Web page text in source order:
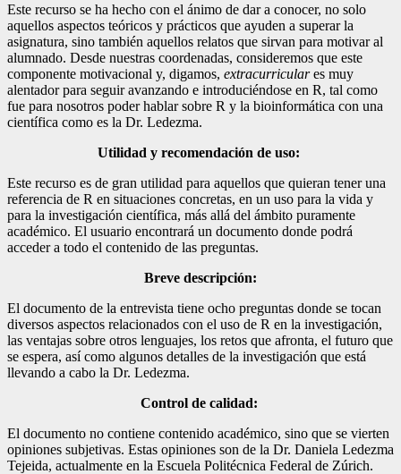
Este recurso se ha hecho con el ánimo de dar a conocer, no solo
aquellos aspectos teóricos y prácticos que ayuden a superar la
asignatura, sino también aquellos relatos que sirvan para motivar al
alumnado. Desde nuestras coordenadas, consideremos que este
componente motivacional y, digamos, extracurriculares muy
alentador para seguir avanzando e introduciéndose en R, tal como
fue para nosotros poder hablar sobre R y la bioinformática con una
científica como es la Dr. Ledezma.
Utilidad y recomendación de uso:
Este recurso es de gran utilidad para aquellos que quieran tener una
referencia de R en situaciones concretas, en un uso para la vida y
para la investigación científica, más allá del ámbito puramente
académico. El usuario encontrará un documento donde podrá
acceder a todo el contenido de las preguntas.
Breve descripción:
El documento de la entrevista tiene ocho preguntas donde se tocan
diversos aspectos relacionados con el uso de R en la investigación,
las ventajas sobre otros lenguajes, los retos que afronta, el futuro que
se espera, así como algunos detalles de la investigación que está
llevando a cabo la Dr. Ledezma.
Control de calidad:
El documento no contiene contenido académico, sino que se vierten
opiniones subjetivas. Estas opiniones son de la Dr. Daniela Ledezma
Tejeida, actualmente en la Escuela Politécnica Federal de Zúrich.